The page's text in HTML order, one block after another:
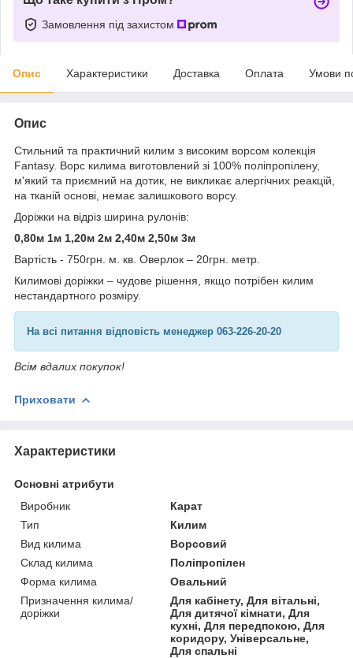
Замовлення під захистом
Опис Характеристики Доставка Оплата Умови
Опис
Стильний та практичний килим з високим ворсом колекція
Fantasy. Ворс килима виготовлений зі 100% поліпропілену,
м'який та приємний на дотик, не викликає алергічних реакцій,
на тканій основі, немає залишкового ворсу.
Доріжки на відріз ширина рулонів:
0,80м 1м 1,20м 2м 2,40м 2,50м 3м
Вартість - 750грн. м. кв. Оверлок – 20грн. метр.
Килимові доріжки – чудове рішення, якщо потрібен килим
нестандартного розміру.
На всі питання відповість менеджер 063-226-20-20
Всім вдалих покупок!
Приховати
Характеристики
Основні атрибути
Виробник
Карат
Тип
Килим
Вид килима
Ворсовий
Склад килима
Поліпропілен
Форма килима
Овальний
Призначення килима/
доріжки
Для кабінету, Для вітальні,
Для дитячої кімнати, Для
кухні, Для передпокою, Для
коридору, Універсальне,
Для спальні